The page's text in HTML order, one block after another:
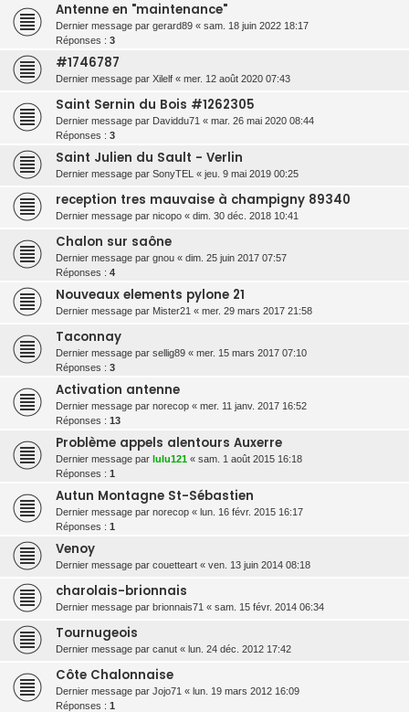
Antenne en "maintenance"
Dernier message par gerard89 « sam. 18 juin 2022 18:17
Réponses : 3
#1746787
Dernier message par Xilelf « mer. 12 août 2020 07:43
Saint Sernin du Bois #1262305
Dernier message par Daviddu71 « mar. 26 mai 2020 08:44
Réponses : 3
Saint Julien du Sault - Verlin
Dernier message par SonyTEL « jeu. 9 mai 2019 00:25
reception tres mauvaise à champigny 89340
Dernier message par nicopo « dim. 30 déc. 2018 10:41
Chalon sur saône
Dernier message par gnou « dim. 25 juin 2017 07:57
Réponses : 4
Nouveaux elements pylone 21
Dernier message par Mister21 « mer. 29 mars 2017 21:58
Taconnay
Dernier message par sellig89 « mer. 15 mars 2017 07:10
Réponses : 3
Activation antenne
Dernier message par norecop « mer. 11 janv. 2017 16:52
Réponses : 13
Problème appels alentours Auxerre
Dernier message par lulu121 « sam. 1 août 2015 16:18
Réponses : 1
Autun Montagne St-Sébastien
Dernier message par norecop « lun. 16 févr. 2015 16:17
Réponses : 1
Venoy
Dernier message par couetteart « ven. 13 juin 2014 08:18
charolais-brionnais
Dernier message par brionnais71 « sam. 15 févr. 2014 06:34
Tournugeois
Dernier message par canut « lun. 24 déc. 2012 17:42
Côte Chalonnaise
Dernier message par Jojo71 « lun. 19 mars 2012 16:09
Réponses : 1